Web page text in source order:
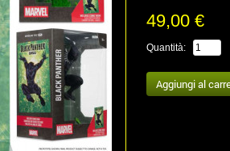
49,00 €
Quantità: